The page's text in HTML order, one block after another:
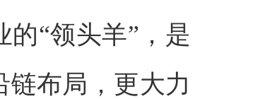
“领头羊”，是
布局，更大力